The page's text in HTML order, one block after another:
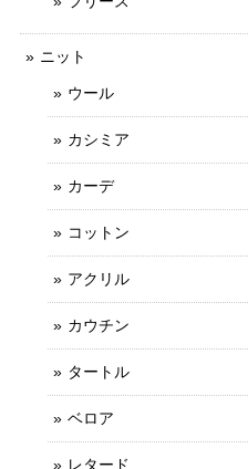
ニット
ウール
カシミア
カーデ
コットン
アクリル
カウチン
タートル
ベロア
レタード